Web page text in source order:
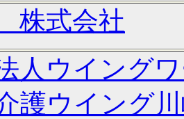
株式会社
人ウイング
護ウイング